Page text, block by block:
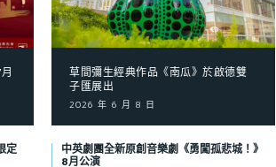
草間彌生經典作品《南瓜》於啟德雙
子匯展出
2026 年 6 月 8 日
定 中英劇團全新原創音樂劇《勇闖孤悲城！》
8月公演